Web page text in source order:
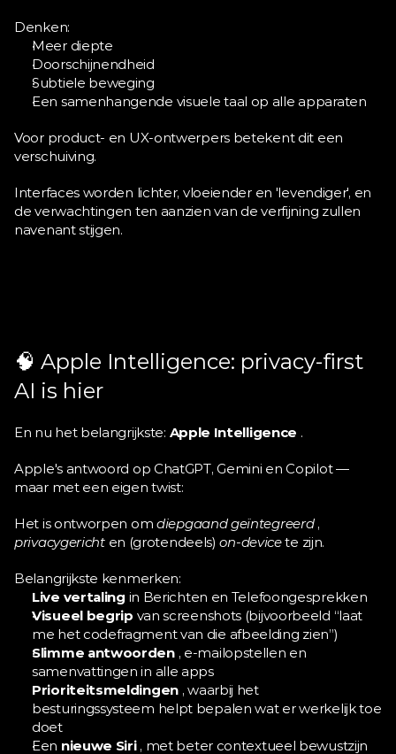
Denken:
Meer diepte
Doorschijnendheid
Subtiele beweging
Een samenhangende visuele taal op alle apparaten
Voor product- en UX-ontwerpers betekent dit een
verschuiving.
Interfaces worden lichter, vloeiender en 'levendiger', en
de verwachtingen ten aanzien van de verfijning zullen
navenant stijgen.
🧠 Apple Intelligence: privacy-first
AI is hier
En nu het belangrijkste: Apple Intelligence .
Apple's antwoord op ChatGPT, Gemini en Copilot —
maar met een eigen twist:
Het is ontworpen om diepgaand geïntegreerd
privacygericht en (grotendeels) on-device te zijn.
Belangrijkste kenmerken:
Live vertaling in Berichten en Telefoongesprekken
Visueel begrip van screenshots (bijvoorbeeld “laat
me het codefragment van die afbeelding zien”)
Slimme antwoorden , e-mailopstellen en
samenvattingen in alle apps
Prioriteitsmeldingen , waarbij het
besturingssysteem helpt bepalen wat er werkelijk toe
doet
Een nieuwe Siri , met beter contextueel bewustzijn